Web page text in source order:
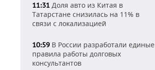
11:31 Доля авто из Китая в
Татарстане снизилась на 11% в
связи с локализацией
10:59 В России разработали единые
правила работы долговых
консультантов